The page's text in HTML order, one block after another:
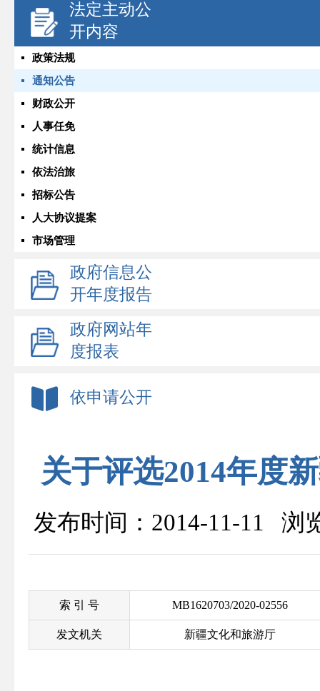
法定主动公
开内容
政策法规
通知公告
财政公开
人事任免
统计信息
依法治旅
招标公告
人大协议提案
市场管理
政府信息公
开年度报告
政府网站年
度报表
依申请公开
关于评选2014年度
发布时间：2014-11-11 浏
索 引 号 MB1620703/2020-02556
发文机关 新疆文化和旅游厅